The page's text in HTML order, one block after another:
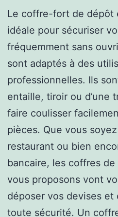
Le coffre-fort de dépôt
idéale pour sécuriser
fréquemment sans
sont adaptés à des
professionnelles. Ils
entaille, tiroir ou d’une
faire coulisser
pièces. Que vous
restaurant ou bien
bancaire, les coffres
vous proposons vont
déposer vos devises et
toute sécurité. Un